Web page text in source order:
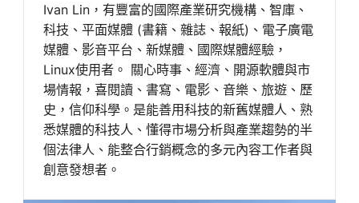
Ivan Lin，有豐富的國際產業研究機構、智庫、
科技、平面媒體 (書籍、雜誌、報紙)、電子廣電
媒體、影音平台、新媒體、國際媒體經驗，
Linux使用者。 關心時事、經濟、開源軟體與市
場情報，喜閱讀、書寫、電影、音樂、旅遊、歷
史，信仰科學。是能善用科技的新舊媒體人、熟
悉媒體的科技人、懂得市場分析與產業趨勢的半
個法律人、能整合行銷概念的多元內容工作者與
創意發想者。